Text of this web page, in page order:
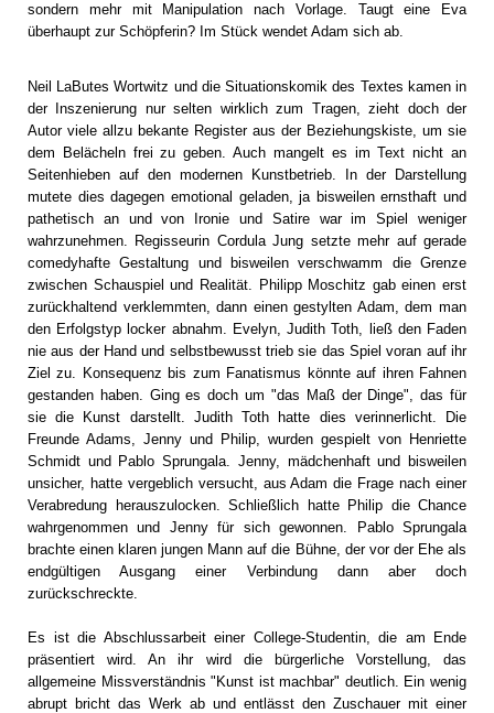
sondern mehr mit Manipulation nach Vorlage. Taugt eine Eva
überhaupt zur Schöpferin? Im Stück wendet Adam sich ab.
Neil LaButes Wortwitz und die Situationskomik des Textes kamen in
der Inszenierung nur selten wirklich zum Tragen, zieht doch der
Autor viele allzu bekante Register aus der Beziehungskiste, um sie
dem Belächeln frei zu geben. Auch mangelt es im Text nicht an
Seitenhieben auf den modernen Kunstbetrieb. In der Darstellung
mutete dies dagegen emotional geladen, ja bisweilen ernsthaft und
pathetisch an und von Ironie und Satire war im Spiel weniger
wahrzunehmen. Regisseurin Cordula Jung setzte mehr auf gerade
comedyhafte Gestaltung und bisweilen verschwamm die Grenze
zwischen Schauspiel und Realität. Philipp Moschitz gab einen erst
zurückhaltend verklemmten, dann einen gestylten Adam, dem man
den Erfolgstyp locker abnahm. Evelyn, Judith Toth, ließ den Faden
nie aus der Hand und selbstbewusst trieb sie das Spiel voran auf ihr
Ziel zu. Konsequenz bis zum Fanatismus könnte auf ihren Fahnen
gestanden haben. Ging es doch um "das Maß der Dinge", das für
sie die Kunst darstellt. Judith Toth hatte dies verinnerlicht. Die
Freunde Adams, Jenny und Philip, wurden gespielt von Henriette
Schmidt und Pablo Sprungala. Jenny, mädchenhaft und bisweilen
unsicher, hatte vergeblich versucht, aus Adam die Frage nach einer
Verabredung herauszulocken. Schließlich hatte Philip die Chance
wahrgenommen und Jenny für sich gewonnen. Pablo Sprungala
brachte einen klaren jungen Mann auf die Bühne, der vor der Ehe als
endgültigen Ausgang einer Verbindung dann aber doch
zurückschreckte.
Es ist die Abschlussarbeit einer College-Studentin, die am Ende
präsentiert wird. An ihr wird die bürgerliche Vorstellung, das
allgemeine Missverständnis "Kunst ist machbar" deutlich. Ein wenig
abrupt bricht das Werk ab und entlässt den Zuschauer mit einer